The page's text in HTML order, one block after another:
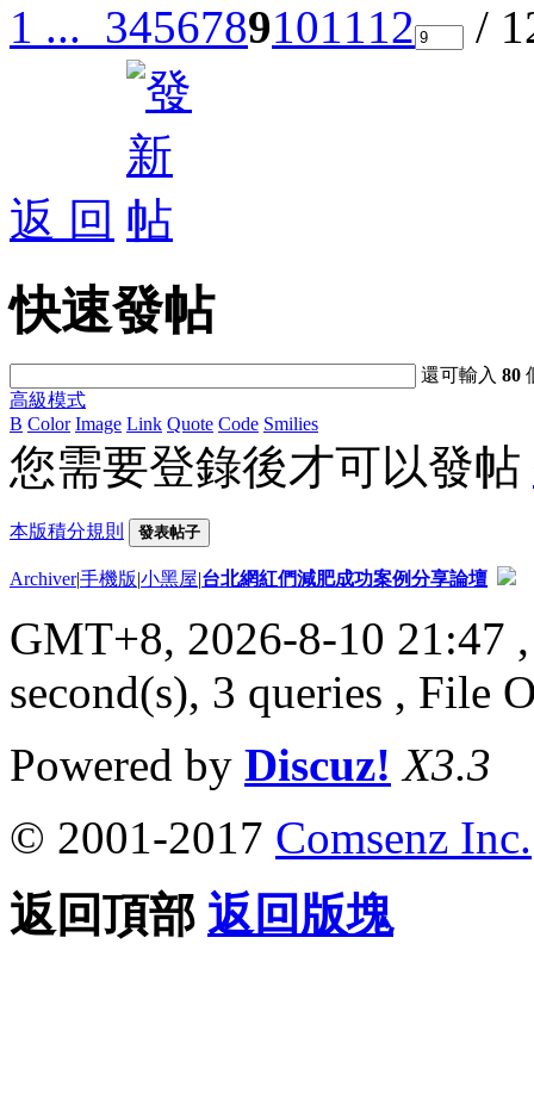
1 ... 3456789101112 /
返 回
快速發帖
還可輸入80
高級模式
B Color Image Link Quote Code Smilies
您需要登錄後才可以發帖
本版積分規則 發表帖子
Archiver|手機版|小黑屋|台北網紅們減肥成功案例分享論壇
GMT+8, 2026-8-10 21:47
second(s), 3 queries , File
Powered by Discuz! X3.3
© 2001-2017 Comsenz Inc.
返回頂部 返回版塊